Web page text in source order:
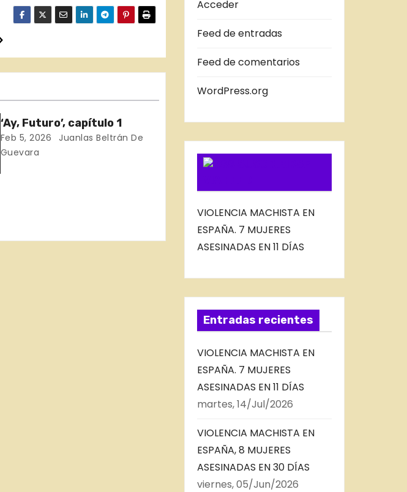
‘Ay, Futuro’, capítulo 1
Feb 5, 2026
Juanlas Beltrán De
Guevara
D
B
O
G
Acceder
Feed de entradas
Feed de comentarios
WordPress.org
VIOLENCIA MACHISTA EN
ESPAÑA. 7 MUJERES
ASESINADAS EN 11 DÍAS
Entradas recientes
VIOLENCIA MACHISTA EN
ESPAÑA. 7 MUJERES
ASESINADAS EN 11 DÍAS
martes, 14/Jul/2026
VIOLENCIA MACHISTA EN
ESPAÑA, 8 MUJERES
ASESINADAS EN 30 DÍAS
viernes, 05/Jun/2026